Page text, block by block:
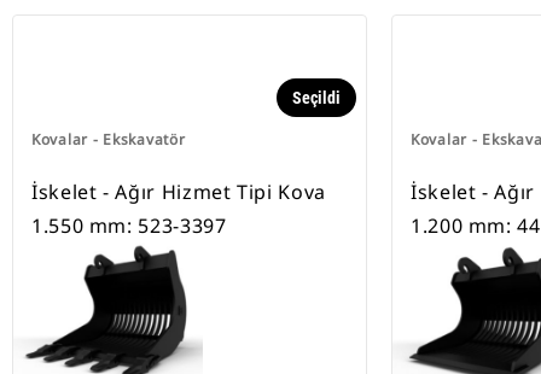
Kovalar - Ekskavatör
Seçildi
İskelet - Ağır Hizmet Tipi Kova
1.550 mm: 523-3397
Kovalar -
İskelet -
1.200 mm: